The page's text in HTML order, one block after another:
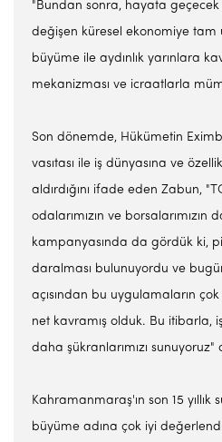
"Bundan sonra, hayata geçecek
değişen küresel ekonomiye tam
büyüme ile aydınlık yarınlara
mekanizması ve icraatlarla
Son dönemde, Hükümetin
vasıtası ile iş dünyasına ve
aldırdığını ifade eden Zabun,
odalarımızın ve borsalarımızın
kampanyasında da gördük ki,
daralması bulunuyordu ve
açısından bu uygulamaların
net kavramış olduk. Bu itibarla,
daha şükranlarımızı sunuyoruz"
Kahramanmaraş'ın son 15 yıllık
büyüme adına çok iyi